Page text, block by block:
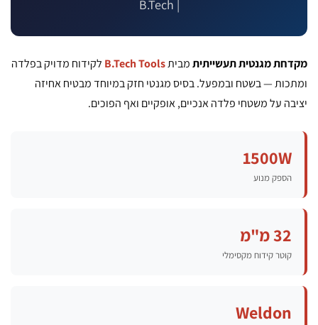
מגנטית תעשייתיתמביתB.Tech Toolsלקידוח מדויק בפלדה
— בשטח ובמפעל. בסיס מגנטי חזק במיוחד מבטיח אחיזה
על משטחי פלדה אנכיים, אופקיים ואף הפוכים.
1500W
הספק מנוע
קוטר קידוח מקסימלי
Weldon